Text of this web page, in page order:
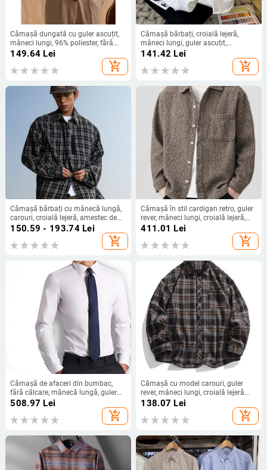
Cămașă dungată cu guler ascuțit,
mâneci lungi, 96% poliester, fără
călcare
149.64 Lei
add_shopping_cart
Cămașă bărbați, croială lejeră,
mâneci lungi, guler ascuțit,
jacquard waffle, poliester 96%
141.42 Lei
add_shopping_cart
Cămașă bărbați cu mânecă lungă,
carouri, croială lejeră, amestec de
bumbac, detaliu buzunar
150.59 - 193.74Lei
add_shopping_cart
Cămașă în stil cardigan retro, guler
rever, mâneci lungi, croială lejeră,
100% poliester
411.01 Lei
add_shopping_cart
Cămașă de afaceri din bumbac,
fără călcare, mânecă lungă, guler
pătrat, croială slim (stil coreean)
508.97 Lei
add_shopping_cart
Cămașă cu model carouri, guler
rever, mâneci lungi, croială lejeră
(material din amestec de bumbac)
138.07 Lei
add_shopping_cart